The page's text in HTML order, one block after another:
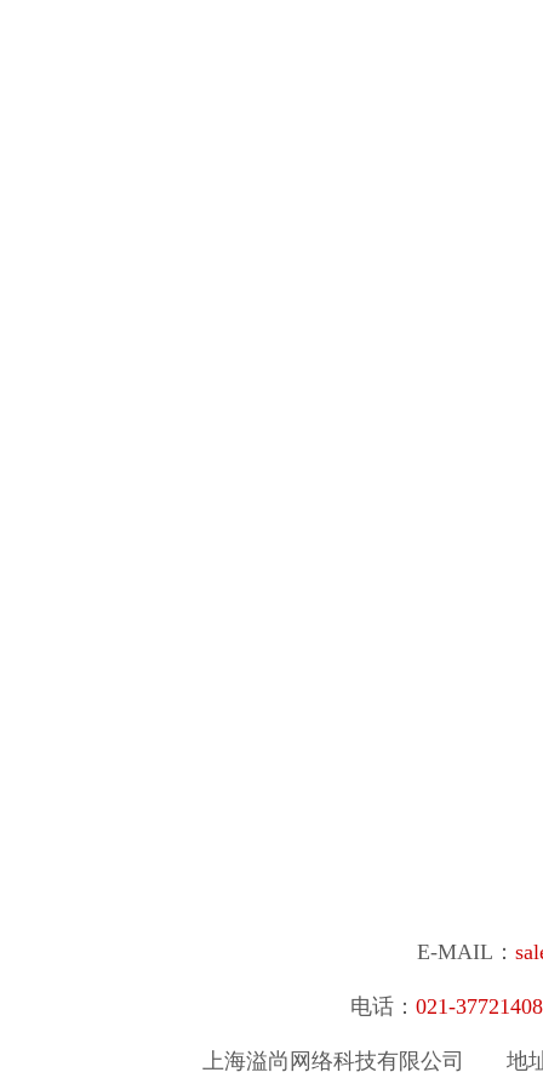
E-MAIL：
电话： 021-
上海溢尚网络科技有限公司 地